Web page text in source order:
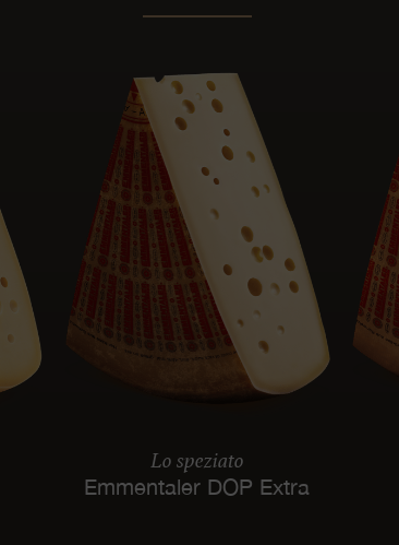
Lo speziato
Emmentaler DOP Extra